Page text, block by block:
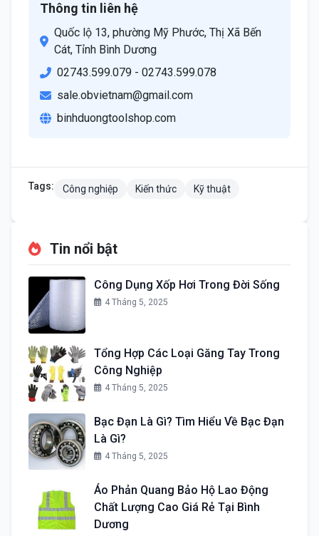
Thông tin liên hệ
Quốc lộ 13, phường Mỹ Phước, Thị Xã Bến
Cát, Tỉnh Bình Dương
02743.599.079 - 02743.599.078
sale.obvietnam@gmail.com
binhduongtoolshop.com
Tags: Công nghiệp Kiến thức Kỹ thuật
Tin nổi bật
Công Dụng Xốp Hơi Trong Đời Sống
4 Tháng 5, 2025
Tổng Hợp Các Loại Găng Tay Trong
Công Nghiệp
4 Tháng 5, 2025
Bạc Đạn Là Gì? Tìm Hiểu Về Bạc Đạn
Là Gì?
4 Tháng 5, 2025
Áo Phản Quang Bảo Hộ Lao Động
Chất Lượng Cao Giá Rẻ Tại Bình
Dương